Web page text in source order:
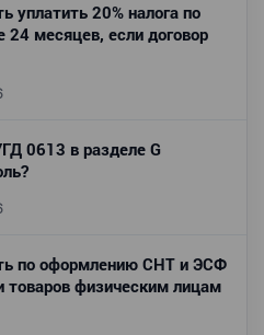
уплатить 20% налога по
24 месяцев, если договор
0613 в разделе G
по оформлению СНТ и ЭСФ
товаров физическим лицам